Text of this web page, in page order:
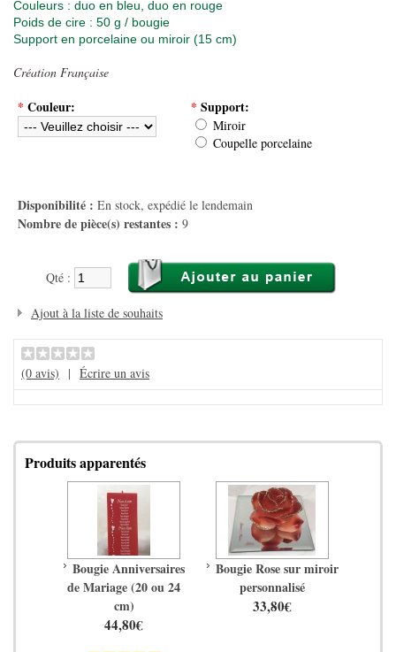
Couleurs : duo en bleu, duo en rouge
Poids de cire : 50 g / bougie
Support en porcelaine ou miroir (15 cm)
Création Française
* Couleur: * Support:
Miroir
Coupelle porcelaine
Disponibilité : En stock, expédié le lendemain
Nombre de pièce(s) restantes : 9
Qté :
Ajout à la liste de souhaits
(0 avis) | Écrire un avis
Produits apparentés
Bougie Anniversaires
de Mariage (20 ou 24
cm)
44,80€
Bougie Rose sur miroir
personnalisé
33,80€